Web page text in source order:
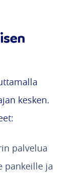
kesken.
palvelua
pankeille ja